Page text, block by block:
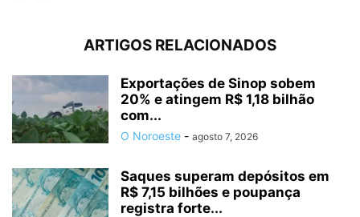
ARTIGOS RELACIONADOS
Exportações de Sinop sobem
20% e atingem R$ 1,18 bilhão
com...
O Noroeste - agosto 7, 2026
Saques superam depósitos em
R$ 7,15 bilhões e poupança
registra forte...